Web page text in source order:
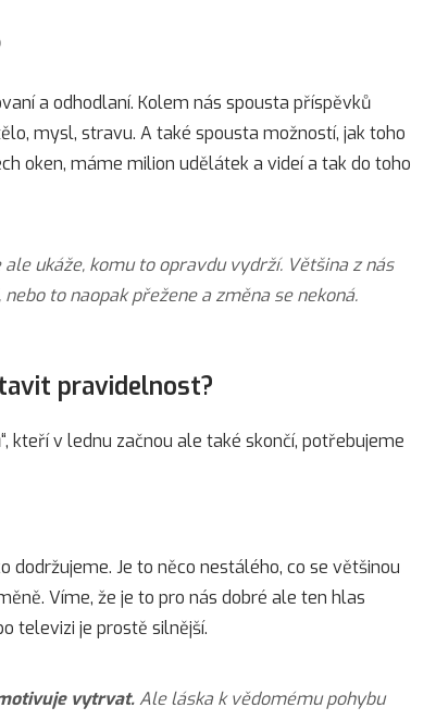
a odhodlaní. Kolem nás spousta příspěvků
mysl, stravu. A také spousta možností, jak toho
oken, máme milion udělátek a videí a tak do toho
ukáže, komu to opravdu vydrží. Většina z nás
to naopak přežene a změna se nekoná.
pravidelnost?
kteří v lednu začnou ale také skončí, potřebujeme
dodržujeme. Je to něco nestálého, co se většinou
Víme, že je to pro nás dobré ale ten hlas
televizi je prostě silnější.
vytrvat.Ale láska k vědomému pohybu